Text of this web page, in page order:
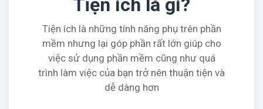
Tiện ích là gì?
Tiện ích là những tính năng phụ trên phần
mềm nhưng lại góp phần rất lớn giúp cho
việc sử dụng phần mềm cũng như quá
trình làm việc của bạn trở nên thuận tiện và
dễ dàng hơn